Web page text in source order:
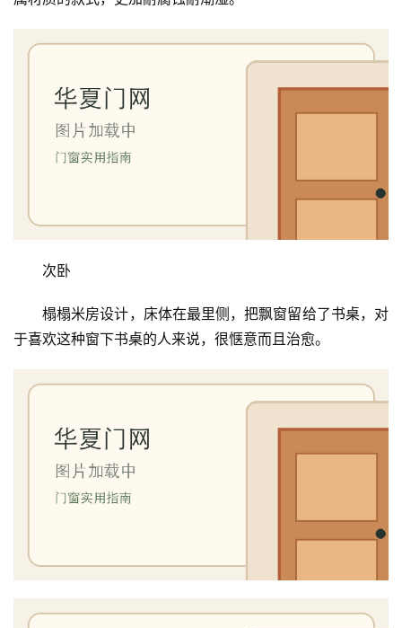
次卧
榻榻米房设计，床体在最里侧，把飘窗留给了书桌，对
于喜欢这种窗下书桌的人来说，很惬意而且治愈。